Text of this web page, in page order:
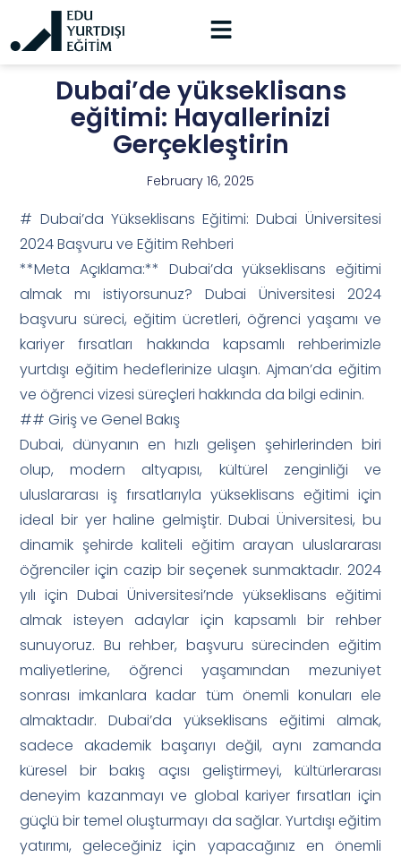
Dubai’de yükseklisans
eğitimi: Hayallerinizi
Gerçekleştirin
February 16, 2025
# Dubai’da Yükseklisans Eğitimi: Dubai Üniversitesi
2024 Başvuru ve Eğitim Rehberi
**Meta Açıklama:** Dubai’da yükseklisans eğitimi
almak mı istiyorsunuz? Dubai Üniversitesi 2024
başvuru süreci, eğitim ücretleri, öğrenci yaşamı ve
kariyer fırsatları hakkında kapsamlı rehberimizle
yurtdışı eğitim hedeflerinize ulaşın. Ajman’da eğitim
ve öğrenci vizesi süreçleri hakkında da bilgi edinin.
## Giriş ve Genel Bakış
Dubai, dünyanın en hızlı gelişen şehirlerinden biri
olup, modern altyapısı, kültürel zenginliği ve
uluslararası iş fırsatlarıyla yükseklisans eğitimi için
ideal bir yer haline gelmiştir. Dubai Üniversitesi, bu
dinamik şehirde kaliteli eğitim arayan uluslararası
öğrenciler için cazip bir seçenek sunmaktadır. 2024
yılı için Dubai Üniversitesi’nde yükseklisans eğitimi
almak isteyen adaylar için kapsamlı bir rehber
sunuyoruz. Bu rehber, başvuru sürecinden eğitim
maliyetlerine, öğrenci yaşamından mezuniyet
sonrası imkanlara kadar tüm önemli konuları ele
almaktadır. Dubai’da yükseklisans eğitimi almak,
sadece akademik başarıyı değil, aynı zamanda
küresel bir bakış açısı geliştirmeyi, kültürlerarası
deneyim kazanmayı ve global kariyer fırsatları için
güçlü bir temel oluşturmayı da sağlar. Yurtdışı eğitim
yatırımı, geleceğiniz için yapacağınız en önemli